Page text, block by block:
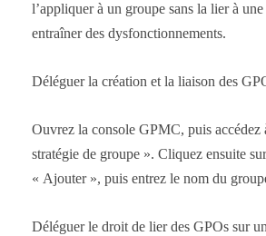
l’appliquer à un groupe sans la lier à
entraîner des dysfonctionnements.
Déléguer la création et la liaison des
Ouvrez la console GPMC, puis accédez
stratégie de groupe ». Cliquez ensuite
« Ajouter », puis entrez le nom du
Déléguer le droit de lier des GPOs sur